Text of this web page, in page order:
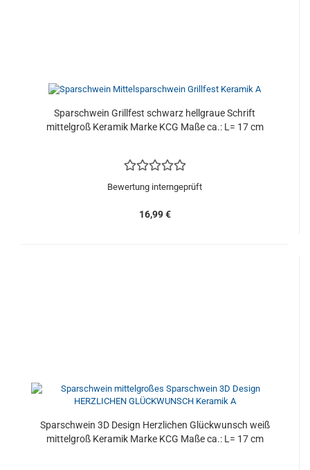
Sparschwein Grillfest schwarz hellgraue Schrift
mittelgroß Keramik Marke KCG Maße ca.: L= 17 cm
Bewertung interngeprüft
16,99 €
Sparschwein 3D Design Herzlichen Glückwunsch weiß
mittelgroß Keramik Marke KCG Maße ca.: L= 17 cm